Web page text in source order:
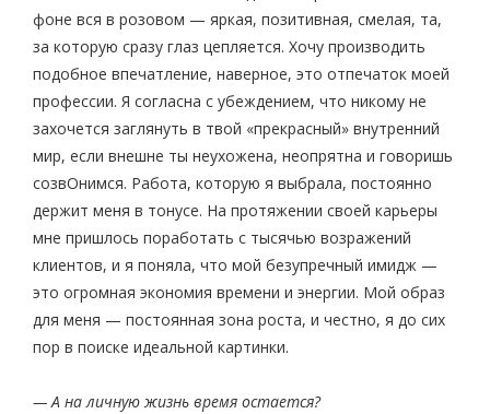
фоне вся в розовом — яркая, позитивная, смелая, та,
за которую сразу глаз цепляется. Хочу производить
подобное впечатление, наверное, это отпечаток моей
профессии. Я согласна с убеждением, что никому не
захочется заглянуть в твой «прекрасный» внутренний
мир, если внешне ты неухожена, неопрятна и говоришь
созвОнимся. Работа, которую я выбрала, постоянно
держит меня в тонусе. На протяжении своей карьеры
мне пришлось поработать с тысячью возражений
клиентов, и я поняла, что мой безупречный имидж —
это огромная экономия времени и энергии. Мой образ
для меня — постоянная зона роста, и честно, я до сих
пор в поиске идеальной картинки.
— А на личную жизнь время остается?